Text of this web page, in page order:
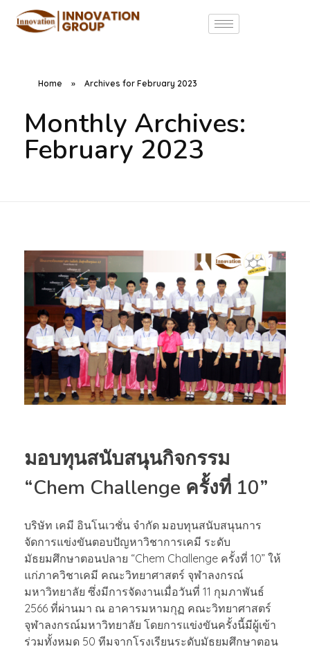
Home » Archives for February 2023
Monthly Archives:
February 2023
มอบทุนสนับสนุนกิจกรรม
“Chem Challenge ครั้งที่ 10”
บริษัท เคมี อินโนเวชั่น จำกัด มอบทุนสนับสนุนการ
จัดการแข่งขันตอบปัญหาวิชาการเคมี ระดับ
มัธยมศึกษาตอนปลาย “Chem Challenge ครั้งที่ 10” ให้
แก่ภาควิชาเคมี คณะวิทยาศาสตร์ จุฬาลงกรณ์
มหาวิทยาลัย ซึ่งมีการจัดงานเมื่อวันที่ 11 กุมภาพันธ์
2566 ที่ผ่านมา ณ อาคารมหามกุฏ คณะวิทยาศาสตร์
จุฬาลงกรณ์มหาวิทยาลัย โดยการแข่งขันครั้งนี้มีผู้เข้า
ร่วมทั้งหมด 50 ทีมจากโรงเรียนระดับมัธยมศึกษาตอน